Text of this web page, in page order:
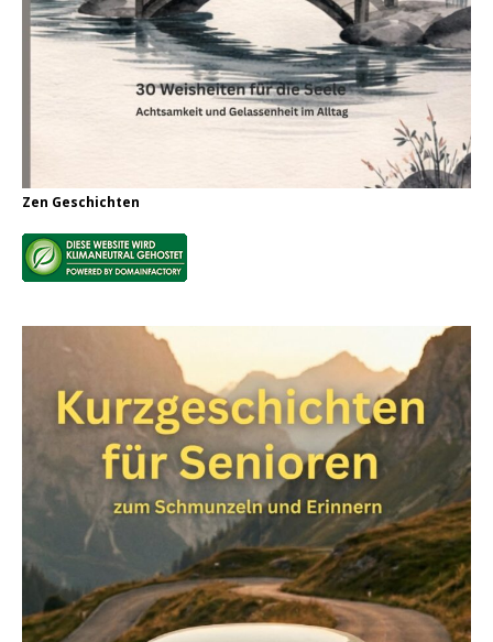
Zen Geschichten